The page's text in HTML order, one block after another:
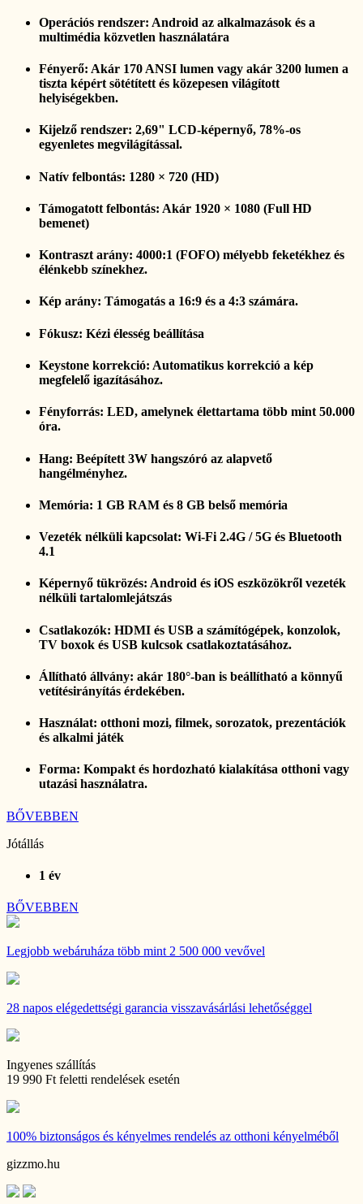
Operációs rendszer: Android az alkalmazások és a
multimédia közvetlen használatára
Fényerő: Akár 170 ANSI lumen vagy akár 3200 lumen a
tiszta képért sötétített és közepesen világított
helyiségekben.
Kijelző rendszer: 2,69" LCD-képernyő, 78%-os
egyenletes megvilágítással.
Natív felbontás: 1280 × 720 (HD)
Támogatott felbontás: Akár 1920 × 1080 (Full HD
bemenet)
Kontraszt arány: 4000:1 (FOFO) mélyebb feketékhez és
élénkebb színekhez.
Kép arány: Támogatás a 16:9 és a 4:3 számára.
Fókusz: Kézi élesség beállítása
Keystone korrekció: Automatikus korrekció a kép
megfelelő igazításához.
Fényforrás: LED, amelynek élettartama több mint 50.000
óra.
Hang: Beépített 3W hangszóró az alapvető
hangélményhez.
Memória: 1 GB RAM és 8 GB belső memória
Vezeték nélküli kapcsolat: Wi-Fi 2.4G / 5G és Bluetooth
4.1
Képernyő tükrözés: Android és iOS eszközökről vezeték
nélküli tartalomlejátszás
Csatlakozók: HDMI és USB a számítógépek, konzolok,
TV boxok és USB kulcsok csatlakoztatásához.
Állítható állvány: akár 180°-ban is beállítható a könnyű
vetítésirányítás érdekében.
Használat: otthoni mozi, filmek, sorozatok, prezentációk
és alkalmi játék
Forma: Kompakt és hordozható kialakítása otthoni vagy
utazási használatra.
BŐVEBBEN
Jótállás
1 év
BŐVEBBEN
Legjobb webáruháza több mint 2 500 000 vevővel
28 napos elégedettségi garancia visszavásárlási lehetőséggel
Ingyenes szállítás
19 990 Ft feletti rendelések esetén
100% biztonságos és kényelmes rendelés az otthoni kényelméből
gizzmo.hu